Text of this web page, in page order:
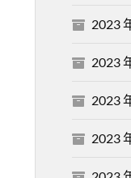
2023
2023
2023
2023